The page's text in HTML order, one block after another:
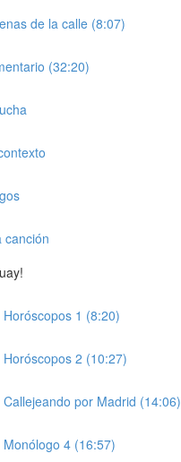
de la calle (8:07)
(32:20)
canción
Horóscopos 1 (8:20)
Horóscopos 2 (10:27)
Callejeando por Madrid (14:06)
Monólogo 4 (16:57)